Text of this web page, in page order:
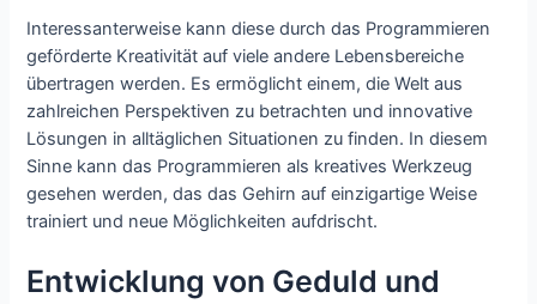
Interessanterweise kann diese durch das Programmieren
geförderte Kreativität auf viele andere Lebensbereiche
übertragen werden. Es ermöglicht einem, die Welt aus
zahlreichen Perspektiven zu betrachten und innovative
Lösungen in alltäglichen Situationen zu finden. In diesem
Sinne kann das Programmieren als kreatives Werkzeug
gesehen werden, das das Gehirn auf einzigartige Weise
trainiert und neue Möglichkeiten aufdrischt.
Entwicklung von Geduld und